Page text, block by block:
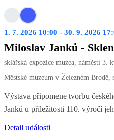
1. 7. 2026 10:00 - 30. 9. 2026
Miloslav Janků -
sklářská expozice muzea, náměstí 3.
Městské muzeum v Železném
Výstava připomene tvorbu
Janků u příležitosti 110. výročí
Detail události